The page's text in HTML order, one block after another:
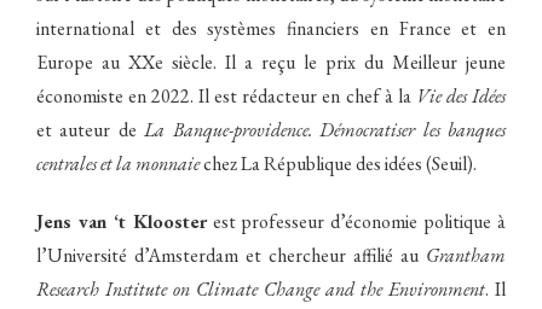
international et des systèmes financiers en France et en
Europe au XXe siècle. Il a reçu le prix du Meilleur jeune
économiste en 2022. Il est rédacteur en chef à la Vie des Idées
et auteur deLa Banque-providence. Démocratiser les banques
centrales et la monnaiechez La République des idées (Seuil).
Jens van ‘t Kloosterest professeur d’économie politique à
l’Université d’Amsterdam et chercheur affilié au Grantham
Research Institute on Climate Change and the Environment. Il